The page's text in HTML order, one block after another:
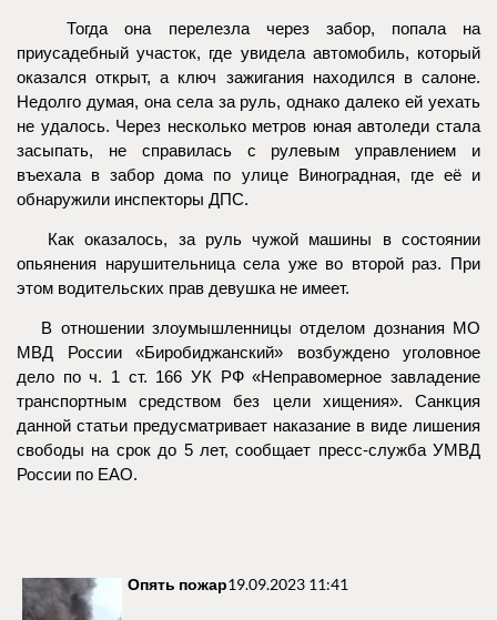
Тогда она перелезла через забор, попала на
приусадебный участок, где увидела автомобиль, который
оказался открыт, а ключ зажигания находился в салоне.
Недолго думая, она села за руль, однако далеко ей уехать
не удалось. Через несколько метров юная автоледи стала
засыпать, не справилась с рулевым управлением и
въехала в забор дома по улице Виноградная, где её и
обнаружили инспекторы ДПС.
Как оказалось, за руль чужой машины в состоянии
опьянения нарушительница села уже во второй раз. При
этом водительских прав девушка не имеет.
В отношении злоумышленницы отделом дознания МО
МВД России «Биробиджанский» возбуждено уголовное
дело по ч. 1 ст. 166 УК РФ «Неправомерное завладение
транспортным средством без цели хищения». Санкция
данной статьи предусматривает наказание в виде лишения
свободы на срок до 5 лет, сообщает пресс-служба УМВД
России по ЕАО.
Опять пожар19.09.2023 11:41